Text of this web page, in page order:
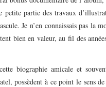
partie des travaux
Je n’en connaissais pas la
bien en valeur, au fil des
biographie amicale et
possèdent à ce point le